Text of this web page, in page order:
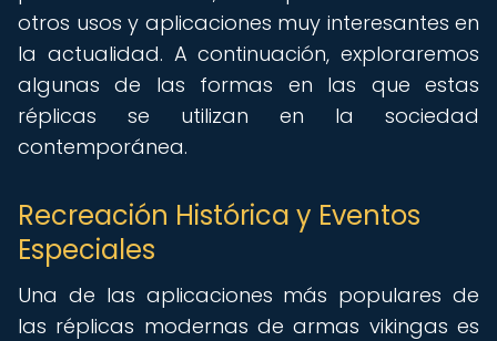
otros usos y aplicaciones muy interesantes en
la actualidad. A continuación, exploraremos
algunas de las formas en las que estas
réplicas se utilizan en la sociedad
contemporánea.
Recreación Histórica y Eventos
Especiales
Una de las aplicaciones más populares de
las réplicas modernas de armas vikingas es